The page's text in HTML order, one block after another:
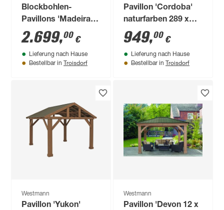
Blockbohlen-
Pavillons 'Madeira'
naturfarben 350 x
303 cm
2.699,00 €
Lieferung nach Hause
Bestellbar in Troisdorf
Pavillon 'Cordoba'
naturfarben 289 x
289 x 199 cm
949,00 €
Lieferung nach Hause
Bestellbar in Troisdorf
Westmann
Pavillon 'Yukon'
Westmann
Pavillon 'Devon 12 x